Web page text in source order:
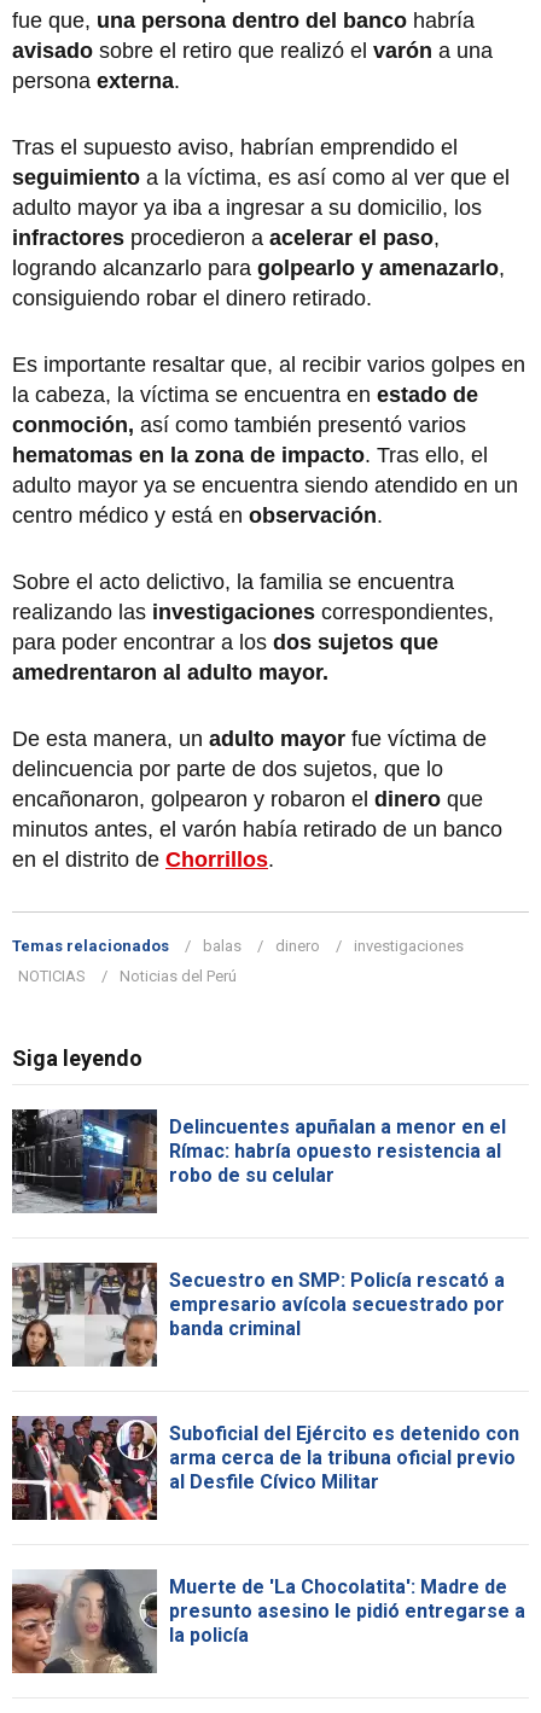
fue que, una persona dentro del banco habría
avisado sobre el retiro que realizó el varón a una
persona externa.
Tras el supuesto aviso, habrían emprendido el
seguimiento a la víctima, es así como al ver que el
adulto mayor ya iba a ingresar a su domicilio, los
infractores procedieron a acelerar el paso,
logrando alcanzarlo para golpearlo y amenazarlo,
consiguiendo robar el dinero retirado.
Es importante resaltar que, al recibir varios golpes en
la cabeza, la víctima se encuentra en estado de
conmoción, así como también presentó varios
hematomas en la zona de impacto. Tras ello, el
adulto mayor ya se encuentra siendo atendido en un
centro médico y está en observación.
Sobre el acto delictivo, la familia se encuentra
realizando las investigaciones correspondientes,
para poder encontrar a los dos sujetos que
amedrentaron al adulto mayor.
De esta manera, un adulto mayor fue víctima de
delincuencia por parte de dos sujetos, que lo
encañonaron, golpearon y robaron el dinero que
minutos antes, el varón había retirado de un banco
en el distrito de Chorrillos.
Temas relacionados balas dinero
investigaciones
NOTICIAS
Noticias del Perú
Siga leyendo
Delincuentes apuñalan a menor en el
Rímac: habría opuesto resistencia al
robo de su celular
Secuestro en SMP: Policía rescató a
empresario avícola secuestrado por
banda criminal
Suboficial del Ejército es detenido con
arma cerca de la tribuna oficial previo
al Desfile Cívico Militar
Muerte de 'La Chocolatita': Madre de
presunto asesino le pidió entregarse a
la policía